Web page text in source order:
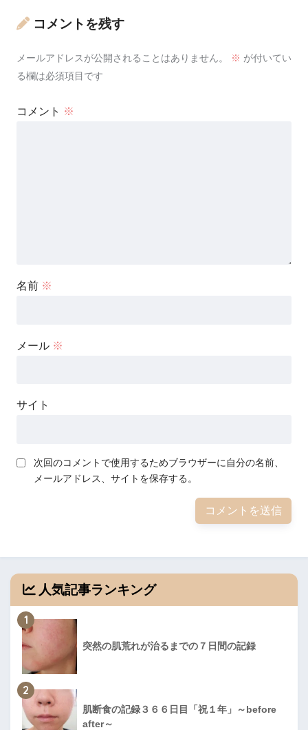
コメントを残す
メールアドレスが公開されることはありません。 ※ が付いてい
る欄は必須項目です
コメント ※
名前 ※
メール ※
サイト
次回のコメントで使用するためブラウザーに自分の名前、
メールアドレス、サイトを保存する。
人気記事ランキング
1
突然の肌荒れが治るまでの７日間の記録
2
肌断食の記録３６６日目「祝１年」～before
after～